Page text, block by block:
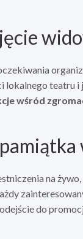
lokalnego teatru
wśród
na
do